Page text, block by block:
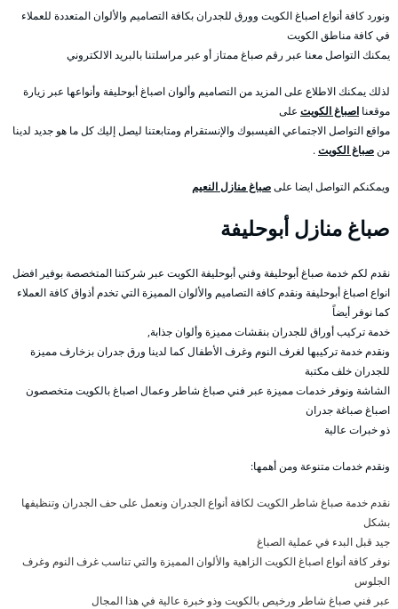
ونورد كافة أنواع اصباغ الكويت وورق للجدران بكافة التصاميم والألوان المتعددة للعملاء
في كافة مناطق الكويت
يمكنك التواصل معنا عبر رقم صباغ ممتاز أو عبر مراسلتنا بالبريد الالكتروني
لذلك يمكنك الاطلاع على المزيد من التصاميم وألوان اصباغ أبوحليفة وأنواعها عبر زيارة
موقعنا اصباغ الكويت على
مواقع التواصل الاجتماعي الفيسبوك والإنستقرام ومتابعتنا ليصل إليك كل ما هو جديد لدينا
منصباغ الكويت.
ويمكنكم التواصل ايضا علىصباغ منازل النعيم
صباغ منازل أبوحليفة
نقدم لكم خدمة صباغ أبوحليفة وفني أبوحليفة الكويت عبر شركتنا المتخصصة بوفير افضل
انواع اصباغ أبوحليفة ونقدم كافة التصاميم والألوان المميزة التي تخدم أذواق كافة العملاء
كما نوفر أيضاً
خدمة تركيب أوراق للجدران بنقشات مميزة وألوان جذابة,
ونقدم خدمة تركيبها لغرف النوم وغرف الأطفال كما لدينا ورق جدران بزخارف مميزة
للجدران خلف مكتبة
الشاشة ونوفر خدمات مميزة عبر فني صباغ شاطر وعمال اصباغ بالكويت متخصصون
اصباغ صباغة جدران
ذو خبرات عالية
ونقدم خدمات متنوعة ومن أهمها:
نقدم خدمة صباغ شاطر الكويت لكافة أنواع الجدران ونعمل على حف الجدران وتنظيفها
بشكل
جيد قبل البدء في عملية الصباغ
نوفر كافة أنواع اصباغ الكويت الزاهية والألوان المميزة والتي تناسب غرف النوم وغرف
الجلوس
عبر فني صباغ شاطر ورخيص بالكويت وذو خبرة عالية في هذا المجال